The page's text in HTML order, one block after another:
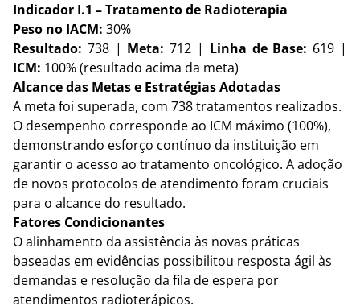
Indicador I.1 – Tratamento de Radioterapia
Peso no IACM: 30%
Resultado: 738 | Meta: 712 | Linha de Base:
ICM: 100% (resultado acima da meta)
Alcance das Metas e Estratégias Adotadas
A meta foi superada, com 738 tratamentos realizados.
O desempenho corresponde ao ICM máximo (100%),
demonstrando esforço contínuo da instituição em
garantir o acesso ao tratamento oncológico. A adoção
de novos protocolos de atendimento foram cruciais
para o alcance do resultado.
Fatores Condicionantes
O alinhamento da assistência às novas práticas
baseadas em evidências possibilitou resposta ágil às
demandas e resolução da fila de espera por
atendimentos radioterápicos.